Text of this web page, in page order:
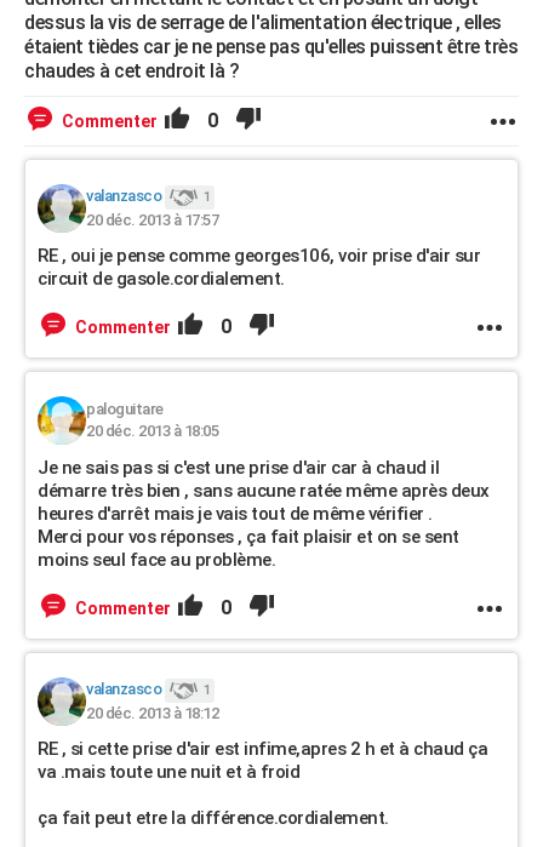
dessus la vis de serrage de l'alimentation électrique , elles
étaient tièdes car je ne pense pas qu'elles puissent être très
chaudes à cet endroit là ?
Commenter 0
valanzasco 1
20 déc. 2013 à 17:57
RE , oui je pense comme georges106, voir prise d'air sur
circuit de gasole.cordialement.
Commenter 0
paloguitare
20 déc. 2013 à 18:05
Je ne sais pas si c'est une prise d'air car à chaud il
démarre très bien , sans aucune ratée même après deux
heures d'arrêt mais je vais tout de même vérifier .
Merci pour vos réponses , ça fait plaisir et on se sent
moins seul face au problème.
Commenter 0
valanzasco 1
20 déc. 2013 à 18:12
RE , si cette prise d'air est infime,apres 2 h et à chaud ça
va .mais toute une nuit et à froid
ça fait peut etre la différence.cordialement.